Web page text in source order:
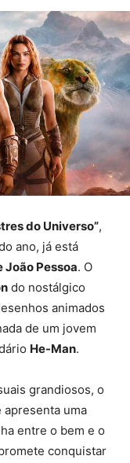
do Universo”,
ano, já está
João Pessoa. O
do nostálgico
animados
de um jovem
He-Man.
grandiosos, o
uma
entre o bem e o
conquistar